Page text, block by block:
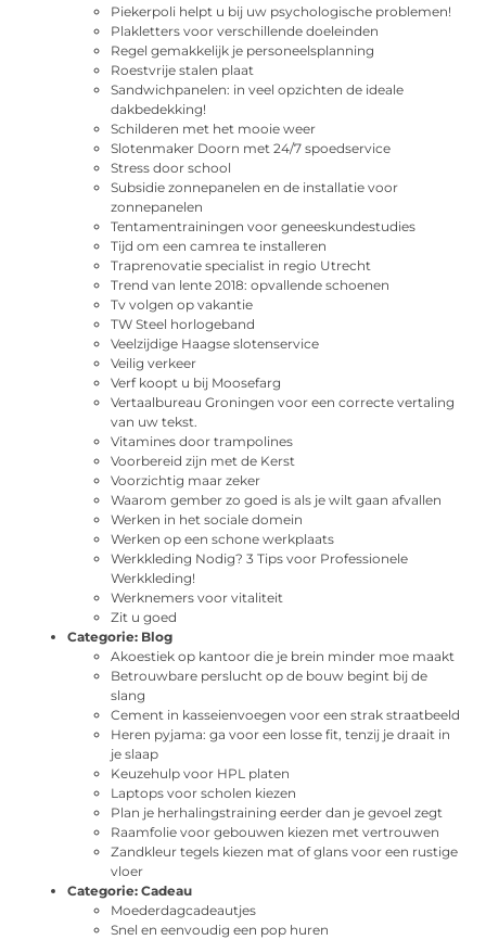
Piekerpoli helpt u bij uw psychologische problemen!
Plakletters voor verschillende doeleinden
Regel gemakkelijk je personeelsplanning
Roestvrije stalen plaat
Sandwichpanelen: in veel opzichten de ideale
dakbedekking!
Schilderen met het mooie weer
Slotenmaker Doorn met 24/7 spoedservice
Stress door school
Subsidie zonnepanelen en de installatie voor
zonnepanelen
Tentamentrainingen voor geneeskundestudies
Tijd om een camrea te installeren
Traprenovatie specialist in regio Utrecht
Trend van lente 2018: opvallende schoenen
Tv volgen op vakantie
TW Steel horlogeband
Veelzijdige Haagse slotenservice
Veilig verkeer
Verf koopt u bij Moosefarg
Vertaalbureau Groningen voor een correcte vertaling
van uw tekst.
Vitamines door trampolines
Voorbereid zijn met de Kerst
Voorzichtig maar zeker
Waarom gember zo goed is als je wilt gaan afvallen
Werken in het sociale domein
Werken op een schone werkplaats
Werkkleding Nodig? 3 Tips voor Professionele
Werkkleding!
Werknemers voor vitaliteit
Zit u goed
Categorie: Blog
Akoestiek op kantoor die je brein minder moe maakt
Betrouwbare perslucht op de bouw begint bij de
slang
Cement in kasseienvoegen voor een strak straatbeeld
Heren pyjama: ga voor een losse fit, tenzij je draait in
je slaap
Keuzehulp voor HPL platen
Laptops voor scholen kiezen
Plan je herhalingstraining eerder dan je gevoel zegt
Raamfolie voor gebouwen kiezen met vertrouwen
Zandkleur tegels kiezen mat of glans voor een rustige
vloer
Categorie: Cadeau
Moederdagcadeautjes
Snel en eenvoudig een pop huren